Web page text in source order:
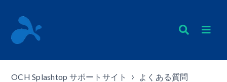
OCH Splashtop サポートサイト
よくある質問